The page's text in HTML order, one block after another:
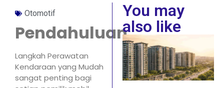
Otomotif
Pendahuluan
Langkah Perawatan
Kendaraan yang Mudah
sangat penting bagi
You may
also like